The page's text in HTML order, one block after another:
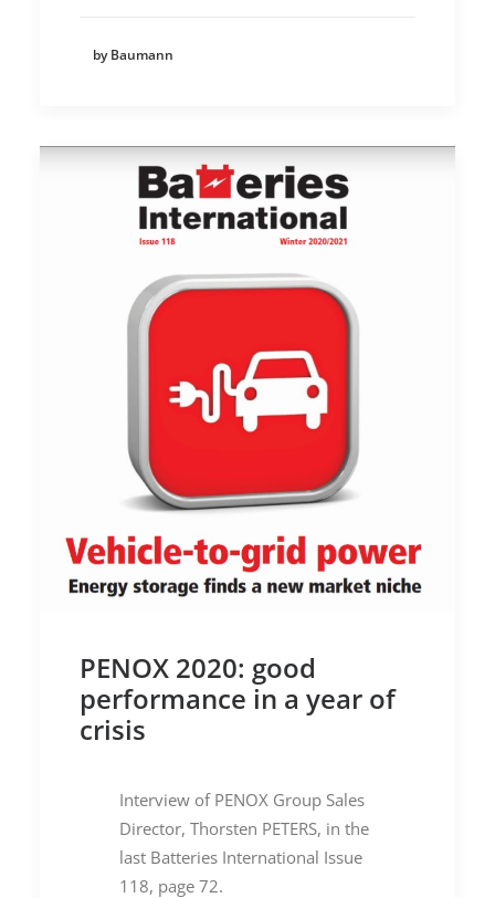
by Baumann
PENOX 2020: good
performance in a year of
crisis
Interview of PENOX Group Sales
Director, Thorsten PETERS, in the
last Batteries International Issue
118, page 72.